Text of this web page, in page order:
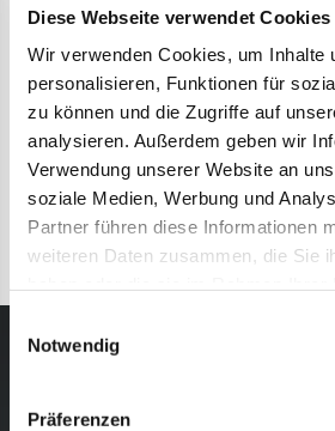
Diese Webseite verwendet Cookies
Wir verwenden Cookies, um Inhalte
personalisieren, Funktionen für
zu können und die Zugriffe auf
analysieren. Außerdem geben wir
Verwendung unserer Website an
soziale Medien, Werbung und
Partner führen diese Informationen
weiteren Daten zusammen, die Sie
Notwendig
Präferenzen
Film-Tipp:
Genuss
Skigebiet Winklmoos-